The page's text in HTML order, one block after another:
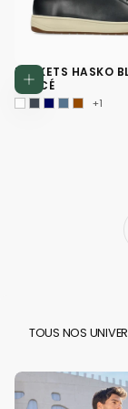
BASKETS HASKO
FONCÉ
+1
TOUS NOS